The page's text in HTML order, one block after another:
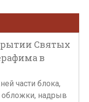
Святых
в
части блока,
надрыв